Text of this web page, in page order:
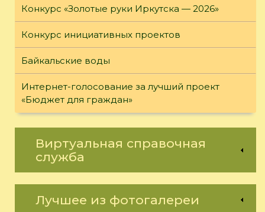
Конкурс «Золотые руки Иркутска — 2026»
Конкурс инициативных проектов
Байкальские воды
Интернет-голосование за лучший проект
«Бюджет для граждан»
Виртуальная справочная
служба
Лучшее из фотогалереи